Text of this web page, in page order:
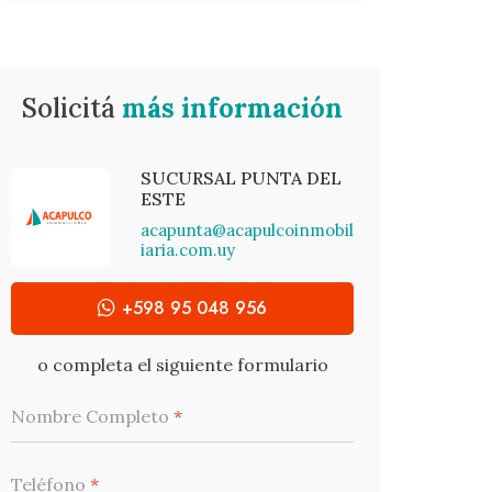
Solicitá más información
SUCURSAL PUNTA DEL
ESTE
acapunta@acapulcoinmobil
iaria.com.uy
+598 95 048 956
o completa el siguiente formulario
Nombre Completo *
Teléfono *